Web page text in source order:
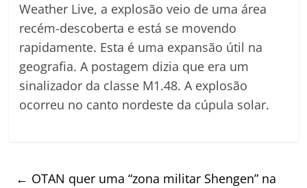
Weather Live, a explosão veio de uma área
recém-descoberta e está se movendo
rapidamente. Esta é uma expansão útil na
geografia. A postagem dizia que era um
sinalizador da classe M1.48. A explosão
ocorreu no canto nordeste da cúpula solar.
← OTAN quer uma “zona militar Shengen” na